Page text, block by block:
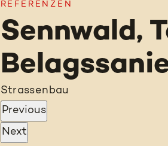
REFERENZEN
Sennwald,
Strassenbau
Previous
Next